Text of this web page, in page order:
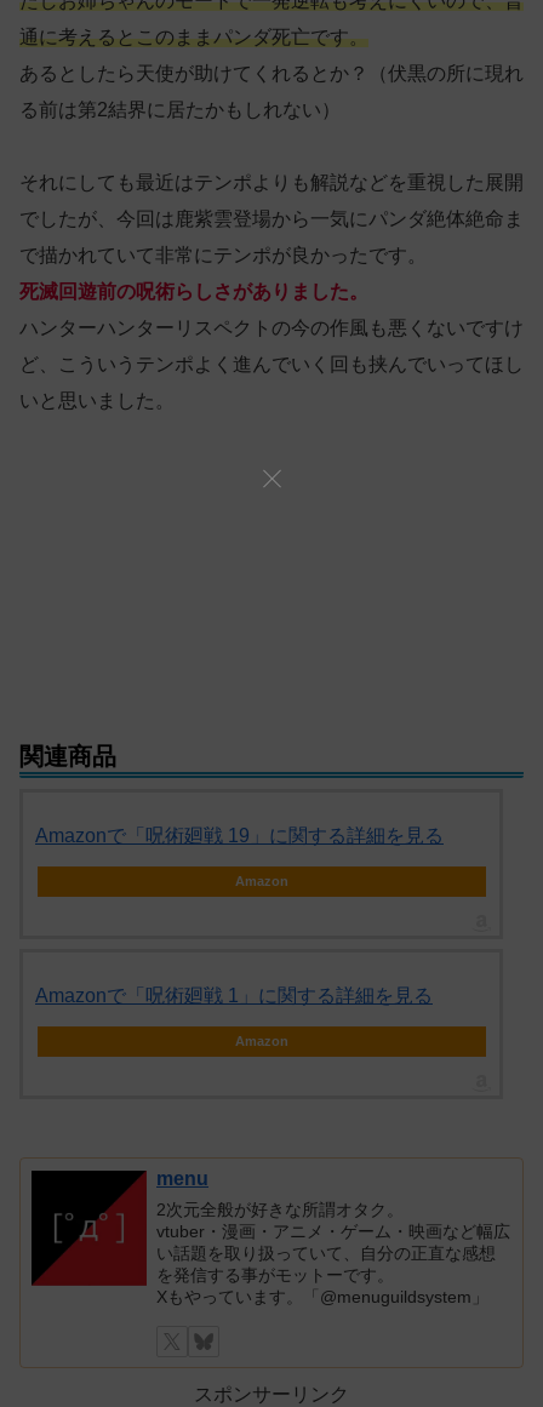
通に考えるとこのままパンダ死亡です。
あるとしたら天使が助けてくれるとか？（伏黒の所に現れ
る前は第2結界に居たかもしれない）
それにしても最近はテンポよりも解説などを重視した展開
でしたが、今回は鹿紫雲登場から一気にパンダ絶体絶命ま
で描かれていて非常にテンポが良かったです。
死滅回遊前の呪術らしさがありました。
ハンターハンターリスペクトの今の作風も悪くないですけ
ど、こういうテンポよく進んでいく回も挟んでいってほし
いと思いました。
関連商品
Amazonで「呪術廻戦 19」に関する詳細を見る
Amazon
Amazonで「呪術廻戦 1」に関する詳細を見る
Amazon
menu
2次元全般が好きな所謂オタク。
vtuber・漫画・アニメ・ゲーム・映画など幅広
い話題を取り扱っていて、自分の正直な感想
を発信する事がモットーです。
Xもやっています。「@menuguildsystem」
スポンサーリンク